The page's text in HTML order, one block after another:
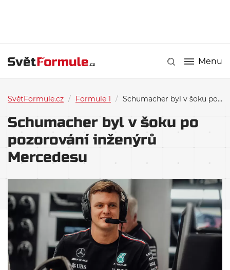
Menu
SvětFormule.cz / Formule 1 / Schumacher byl v šoku po pozorování inženýrů Mercedesu
Schumacher byl v šoku po
pozorování inženýrů
Mercedesu